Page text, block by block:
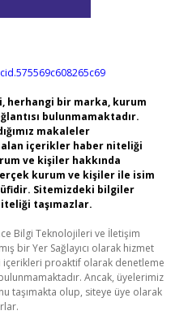
herhangi bir marka, kurum
bulunmamaktadır.
makaleler
alan içerikler haber niteliği
ve kişiler hakkında
kurum ve kişiler ile isim
Sitemizdeki bilgiler
taşımazlar.
Bilgi Teknolojileri ve İletişim
bir Yer Sağlayıcı olarak hizmet
proaktif olarak denetleme
Ancak, üyelerimiz
taşımakta olup, siteye üye olarak